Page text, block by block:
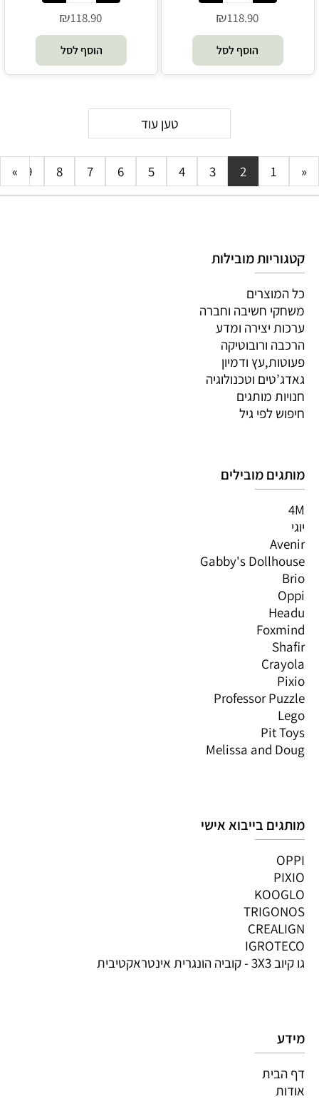
₪118.90
הוסף לסל
₪118.90
הוסף לסל
טען עוד
«
1
2
3
4
5
6
7
8
9
»
קטגוריות מובילות
כל המוצרים
משחקי חשיבה וחברה
ערכות יצירה ומדע
הרכבה ורובוטיקה
פעוטות,עץ ודמיון
גאדג’טים וטכנולוגיה
חנויות מותגים
חיפוש לפי גיל
מותגים מובילים
4M
יוגי
Avenir
Gabby's Dollhouse
Brio
Oppi
Headu
Foxmind
Shafir
Crayola
Pixio
Professor Puzzle
Lego
Pit Toys
Melissa and Doug
מותגים בייבוא אישי
OPPI
PIXIO
KOOGLO
TRIGONOS
CREALIGN
IGROTECO
גו קיוב 3X3 - קוביה הונגרית אינטראקטיבית
מידע
דף הבית
אודות